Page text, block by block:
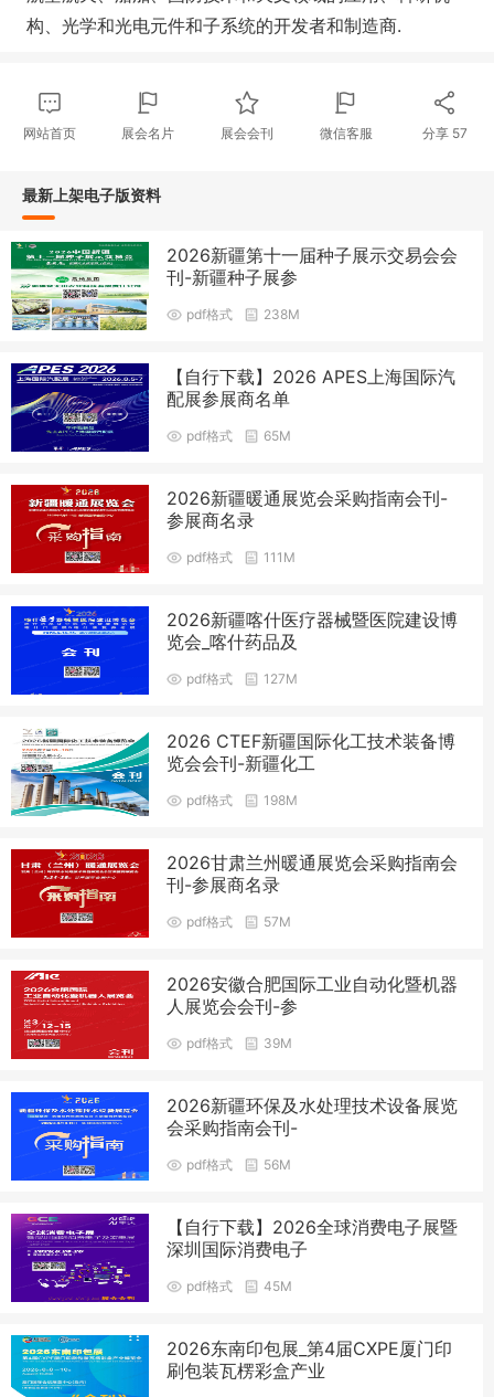
构、光学和光电元件和子系统的开发者和制造商.
网站首页 展会名片 展会会刊 微信客服 分享 57
最新上架电子版资料
2026新疆第十一届种子展示交易会会
刊-新疆种子展参
pdf格式 238M
【自行下载】2026 APES上海国际汽
配展参展商名单
pdf格式 65M
2026新疆暖通展览会采购指南会刊-
参展商名录
pdf格式 111M
2026新疆喀什医疗器械暨医院建设博
览会_喀什药品及
pdf格式 127M
2026 CTEF新疆国际化工技术装备博
览会会刊-新疆化工
pdf格式 198M
2026甘肃兰州暖通展览会采购指南会
刊-参展商名录
pdf格式 57M
2026安徽合肥国际工业自动化暨机器
人展览会会刊-参
pdf格式 39M
2026新疆环保及水处理技术设备展览
会采购指南会刊-
pdf格式 56M
【自行下载】2026全球消费电子展暨
深圳国际消费电子
pdf格式 45M
2026东南印包展_第4届CXPE厦门印
刷包装瓦楞彩盒产业